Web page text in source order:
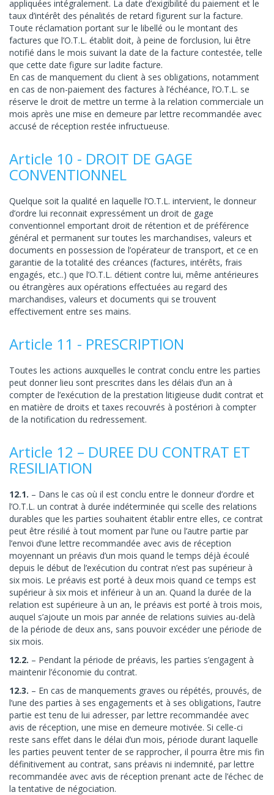
appliquées intégralement. La date d’exigibilité du paiement et le
taux d’intérêt des pénalités de retard figurent sur la facture.
Toute réclamation portant sur le libellé ou le montant des
factures que l’O.T.L. établit doit, à peine de forclusion, lui être
notifié dans le mois suivant la date de la facture contestée, telle
que cette date figure sur ladite facture.
En cas de manquement du client à ses obligations, notamment
en cas de non-paiement des factures à l’échéance, l’O.T.L. se
réserve le droit de mettre un terme à la relation commerciale un
mois après une mise en demeure par lettre recommandée avec
accusé de réception restée infructueuse.
Article 10 - DROIT DE GAGE
CONVENTIONNEL
Quelque soit la qualité en laquelle l’O.T.L. intervient, le donneur
d’ordre lui reconnait expressément un droit de gage
conventionnel emportant droit de rétention et de préférence
général et permanent sur toutes les marchandises, valeurs et
documents en possession de l’opérateur de transport, et ce en
garantie de la totalité des créances (factures, intérêts, frais
engagés, etc..) que l’O.T.L. détient contre lui, même antérieures
ou étrangères aux opérations effectuées au regard des
marchandises, valeurs et documents qui se trouvent
effectivement entre ses mains.
Article 11 - PRESCRIPTION
Toutes les actions auxquelles le contrat conclu entre les parties
peut donner lieu sont prescrites dans les délais d’un an à
compter de l’exécution de la prestation litigieuse dudit contrat et
en matière de droits et taxes recouvrés à postériori à compter
de la notification du redressement.
Article 12 – DUREE DU CONTRAT ET
RESILIATION
12.1. – Dans le cas où il est conclu entre le donneur d’ordre et
l’O.T.L. un contrat à durée indéterminée qui scelle des relations
durables que les parties souhaitent établir entre elles, ce contrat
peut être résilié à tout moment par l’une ou l’autre partie par
l’envoi d’une lettre recommandée avec avis de réception
moyennant un préavis d’un mois quand le temps déjà écoulé
depuis le début de l’exécution du contrat n’est pas supérieur à
six mois. Le préavis est porté à deux mois quand ce temps est
supérieur à six mois et inférieur à un an. Quand la durée de la
relation est supérieure à un an, le préavis est porté à trois mois,
auquel s’ajoute un mois par année de relations suivies au-delà
de la période de deux ans, sans pouvoir excéder une période de
six mois.
12.2. – Pendant la période de préavis, les parties s’engagent à
maintenir l’économie du contrat.
12.3. – En cas de manquements graves ou répétés, prouvés, de
l’une des parties à ses engagements et à ses obligations, l’autre
partie est tenu de lui adresser, par lettre recommandée avec
avis de réception, une mise en demeure motivée. Si celle-ci
reste sans effet dans le délai d’un mois, période durant laquelle
les parties peuvent tenter de se rapprocher, il pourra être mis fin
définitivement au contrat, sans préavis ni indemnité, par lettre
recommandée avec avis de réception prenant acte de l’échec de
la tentative de négociation.